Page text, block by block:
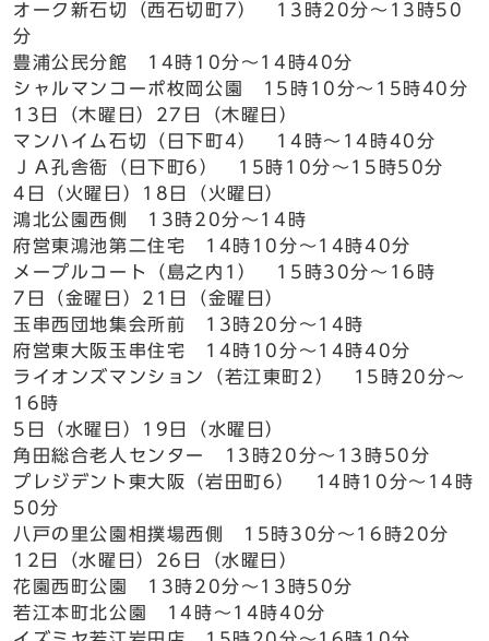
オーク新石切（西石切町7） 13時20分～13時50
分
豊浦公民分館 14時10分～14時40分
シャルマンコーポ枚岡公園 15時10分～15時40分
13日（木曜日）27日（木曜日）
マンハイム石切（日下町4） 14時～14時40分
ＪＡ孔舎衙（日下町6） 15時10分～15時50分
4日（火曜日）18日（火曜日）
鴻北公園西側 13時20分～14時
府営東鴻池第二住宅 14時10分～14時40分
メープルコート（島之内1） 15時30分～16時
7日（金曜日）21日（金曜日）
玉串西団地集会所前 13時20分～14時
府営東大阪玉串住宅 14時10分～14時40分
ライオンズマンション（若江東町2） 15時20分～
16時
5日（水曜日）19日（水曜日）
角田総合老人センター 13時20分～13時50分
プレジデント東大阪（岩田町6） 14時10分～14時
50分
八戸の里公園相撲場西側 15時30分～16時20分
12日（水曜日）26日（水曜日）
花園西町公園 13時20分～13時50分
若江本町北公園 14時～14時40分